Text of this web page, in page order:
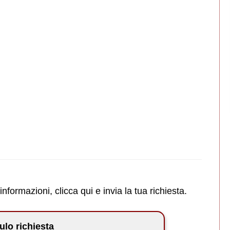
clicca qui e invia la tua richiesta.
richiesta